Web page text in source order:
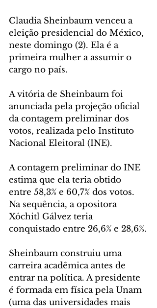
Claudia Sheinbaum venceu a
eleição presidencial do México,
neste domingo (2). Ela é a
primeira mulher a assumir o
cargo no país.
A vitória de Sheinbaum foi
anunciada pela projeção oficial
da contagem preliminar dos
votos, realizada pelo Instituto
Nacional Eleitoral (INE).
A contagem preliminar do INE
estima que ela teria obtido
entre 58,3% e 60,7% dos votos.
Na sequência, a opositora
Xóchitl Gálvez teria
conquistado entre 26,6% e 28,6%.
Sheinbaum construiu uma
carreira acadêmica antes de
entrar na política. A presidente
é formada em física pela Unam
(uma das universidades mais